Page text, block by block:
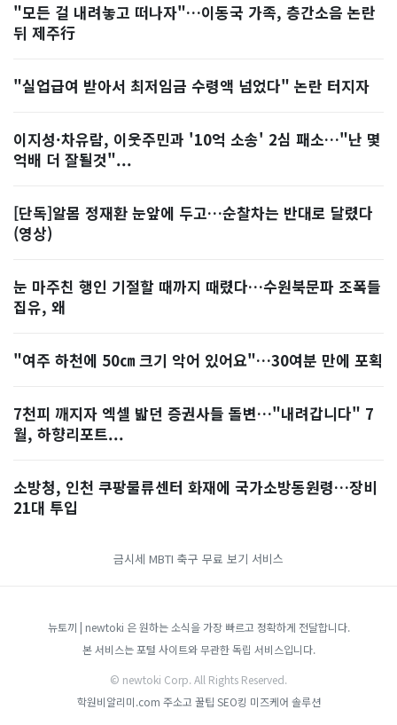
"모든 걸 내려놓고 떠나자"…이동국 가족, 층간소음 논란
뒤 제주行
"실업급여 받아서 최저임금 수령액 넘었다" 논란 터지자
이지성·차유람, 이웃주민과 '10억 소송' 2심 패소…"난 몇
억배 더 잘될것"...
[단독]알몸 정재환 눈앞에 두고…순찰차는 반대로 달렸다
(영상)
눈 마주친 행인 기절할 때까지 때렸다…수원북문파 조폭들
집유, 왜
"여주 하천에 50㎝ 크기 악어 있어요"…30여분 만에 포획
7천피 깨지자 엑셀 밟던 증권사들 돌변…"내려갑니다" 7
월, 하향리포트...
소방청, 인천 쿠팡물류센터 화재에 국가소방동원령…장비
21대 투입
금시세 MBTI 축구 무료 보기 서비스
뉴토끼 | newtoki 은 원하는 소식을 가장 빠르고 정확하게 전달합니다.
본 서비스는 포털 사이트와 무관한 독립 서비스입니다.
© newtoki Corp. All Rights Reserved.
학원비알리미.com 주소고 꿀팁 SEO킹 미즈케어 솔루션